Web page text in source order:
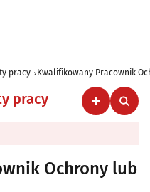
pracy Kwalifikowany Pracownik
pracy
Ochrony lub